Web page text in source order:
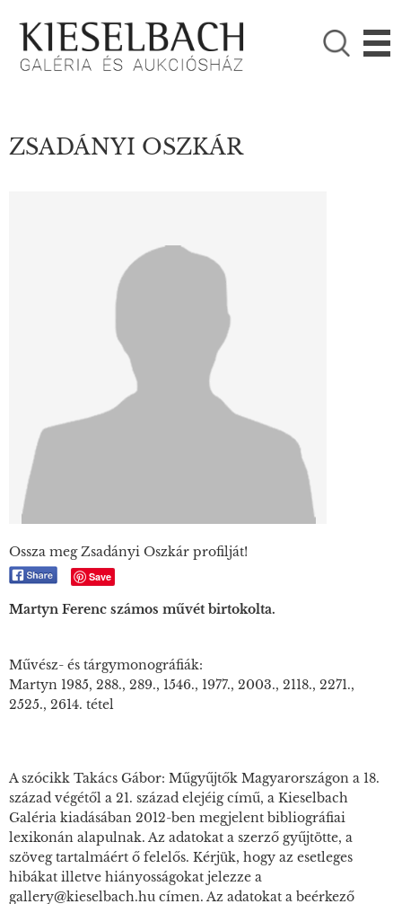

KÉRJÜK VÁLASSZON!
Festmények
ZSADÁNYI OSZKÁR
Ossza meg Zsadányi Oszkár profilját!
Save
Martyn Ferenc számos művét birtokolta.
Művész- és tárgymonográfiák:
Martyn 1985, 288., 289., 1546., 1977., 2003., 2118., 2271.,
2525., 2614. tétel
A szócikk Takács Gábor: Műgyűjtők Magyarországon a 18.
század végétől a 21. század elejéig című, a Kieselbach
Galéria kiadásában 2012-ben megjelent bibliográfiai
lexikonán alapulnak. Az adatokat a szerző gyűjtötte, a
szöveg tartalmáért ő felelős. Kérjük, hogy az esetleges
hibákat illetve hiányosságokat jelezze a
gallery@kieselbach.hu címen. Az adatokat a beérkező